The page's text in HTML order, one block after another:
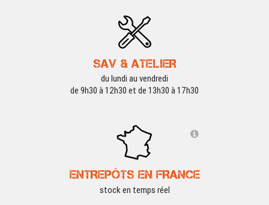
SAV & ATELIER
du lundi au vendredi
de 9h30 à 12h30 et de 13h30 à 17h30
ENTREPÔTS EN FRANCE
stock en temps réel